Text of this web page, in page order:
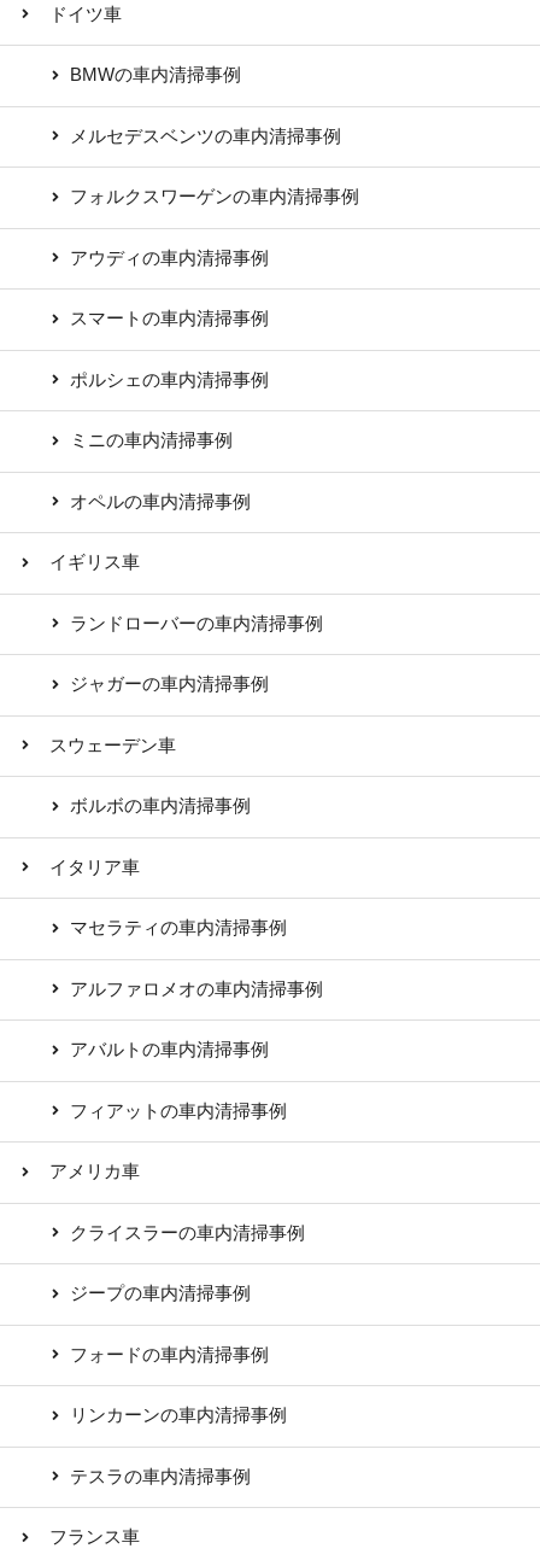
ドイツ車
BMWの車内清掃事例
メルセデスベンツの車内清掃事例
フォルクスワーゲンの車内清掃事例
アウディの車内清掃事例
スマートの車内清掃事例
ポルシェの車内清掃事例
ミニの車内清掃事例
オペルの車内清掃事例
イギリス車
ランドローバーの車内清掃事例
ジャガーの車内清掃事例
スウェーデン車
ボルボの車内清掃事例
イタリア車
マセラティの車内清掃事例
アルファロメオの車内清掃事例
アバルトの車内清掃事例
フィアットの車内清掃事例
アメリカ車
クライスラーの車内清掃事例
ジープの車内清掃事例
フォードの車内清掃事例
リンカーンの車内清掃事例
テスラの車内清掃事例
フランス車